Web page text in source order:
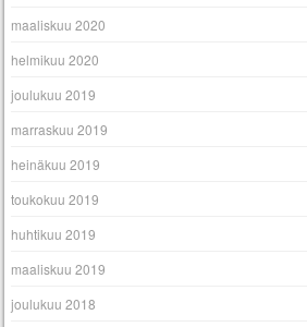
maaliskuu 2020
helmikuu 2020
joulukuu 2019
marraskuu 2019
heinäkuu 2019
toukokuu 2019
huhtikuu 2019
maaliskuu 2019
joulukuu 2018